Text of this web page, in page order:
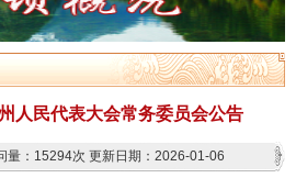
人民代表大会常务委员会公告
量： 15294次 更新日期：2026-01-06